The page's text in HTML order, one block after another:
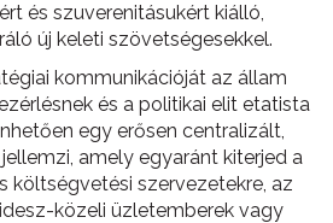
és szuverenitásukért kiálló,
új keleti szövetségesekkel.
kommunikációját az állam
és a politikai elit etatista
egy erősen centralizált,
amely egyaránt kiterjed a
költségvetési szervezetekre, az
közeli üzletemberek vagy